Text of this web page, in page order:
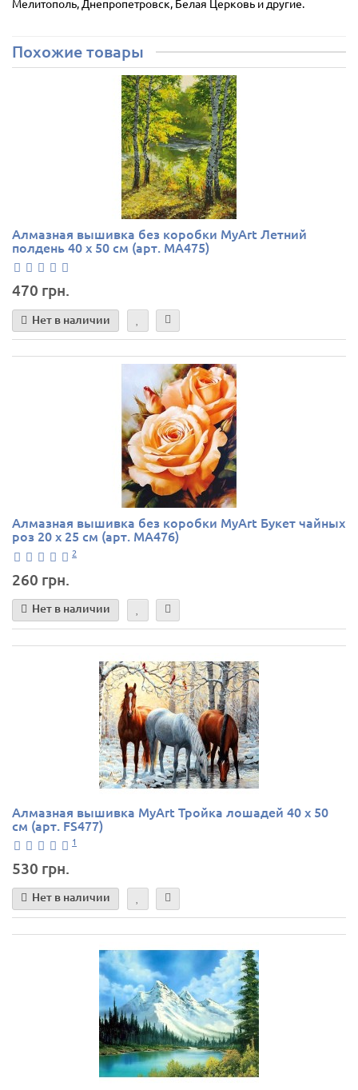
Мелитополь, Днепропетровск, Белая Церковь и другие.
Похожие товары
Алмазная вышивка без коробки MyArt Летний
полдень 40 х 50 см (арт. MA475)
470 грн.
Нет в наличии
Алмазная вышивка без коробки MyArt Букет чайных
роз 20 х 25 см (арт. MA476)
2
260 грн.
Нет в наличии
Алмазная вышивка MyArt Тройка лошадей 40 х 50
см (арт. FS477)
1
530 грн.
Нет в наличии